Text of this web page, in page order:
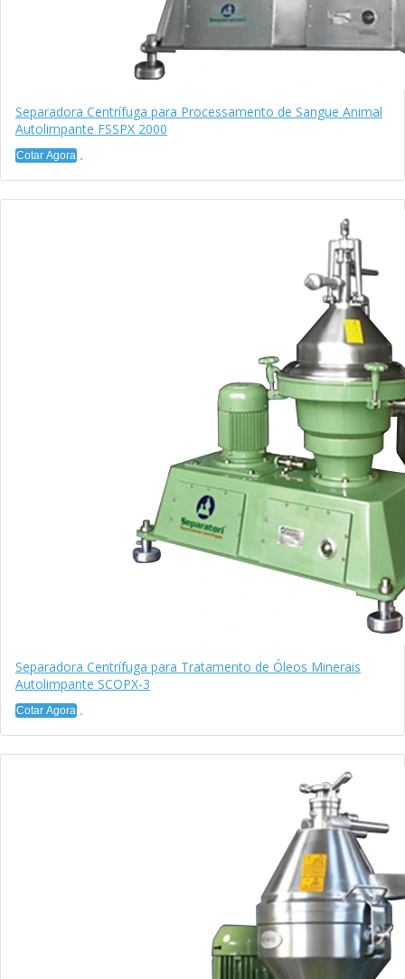
Separadora Centrífuga para Processamento de Sangue Animal
Autolimpante FSSPX 2000
Cotar Agora
Separadora Centrífuga para Tratamento de Óleos Minerais
Autolimpante SCOPX-3
Cotar Agora